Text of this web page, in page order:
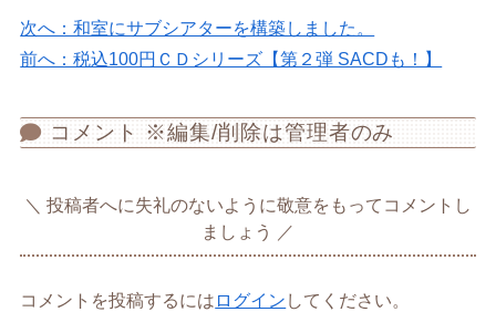
次へ：和室にサブシアターを構築しました。
前へ：税込100円ＣＤシリーズ【第２弾 SACDも！】
コメント ※編集/削除は管理者のみ
投稿者へに失礼のないように敬意をもってコメントし
ましょう
コメントを投稿するには ログイン してください。